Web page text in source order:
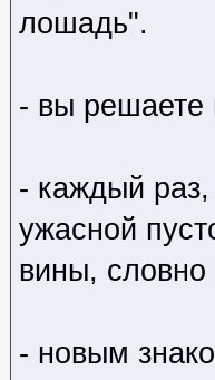
лошадь".
- вы решаете
- каждый раз,
ужасной
вины, словно
- новым